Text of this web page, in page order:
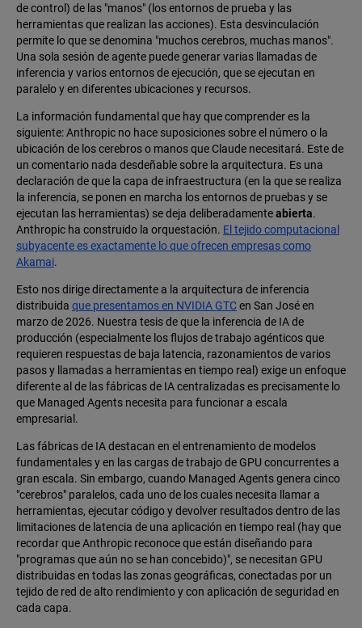
de control) de las "manos" (los entornos de prueba y las
herramientas que realizan las acciones). Esta desvinculación
permite lo que se denomina "muchos cerebros, muchas manos".
Una sola sesión de agente puede generar varias llamadas de
inferencia y varios entornos de ejecución, que se ejecutan en
paralelo y en diferentes ubicaciones y recursos.
La información fundamental que hay que comprender es la
siguiente: Anthropic no hace suposiciones sobre el número o la
ubicación de los cerebros o manos que Claude necesitará. Este de
un comentario nada desdeñable sobre la arquitectura. Es una
declaración de que la capa de infraestructura (en la que se realiza
la inferencia, se ponen en marcha los entornos de pruebas y se
ejecutan las herramientas) se deja deliberadamenteabierta.
Anthropic ha construido la orquestación. El tejido computacional
subyacente es exactamente lo que ofrecen empresas como
Akamai.
Esto nos dirige directamente a la arquitectura de inferencia
distribuida que presentamos en NVIDIA GTCen San José en
marzo de 2026. Nuestra tesis de que la inferencia de IA de
producción (especialmente los flujos de trabajo agénticos que
requieren respuestas de baja latencia, razonamientos de varios
pasos y llamadas a herramientas en tiempo real) exige un enfoque
diferente al de las fábricas de IA centralizadas es precisamente lo
que Managed Agents necesita para funcionar a escala
empresarial.
Las fábricas de IA destacan en el entrenamiento de modelos
fundamentales y en las cargas de trabajo de GPU concurrentes a
gran escala. Sin embargo, cuando Managed Agents genera cinco
"cerebros" paralelos, cada uno de los cuales necesita llamar a
herramientas, ejecutar código y devolver resultados dentro de las
limitaciones de latencia de una aplicación en tiempo real (hay que
recordar que Anthropic reconoce que están diseñando para
"programas que aún no se han concebido)", se necesitan GPU
distribuidas en todas las zonas geográficas, conectadas por un
tejido de red de alto rendimiento y con aplicación de seguridad en
cada capa.